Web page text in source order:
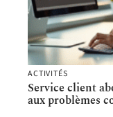
ACTIVITÉS
Service client
aux problèmes